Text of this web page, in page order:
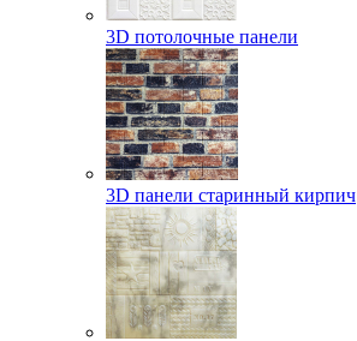
3D потолочные панели
3D панели старинный кирпич